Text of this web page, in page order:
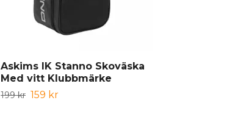
Askims IK Stanno Skoväska
Med vitt Klubbmärke
199 kr 159 kr